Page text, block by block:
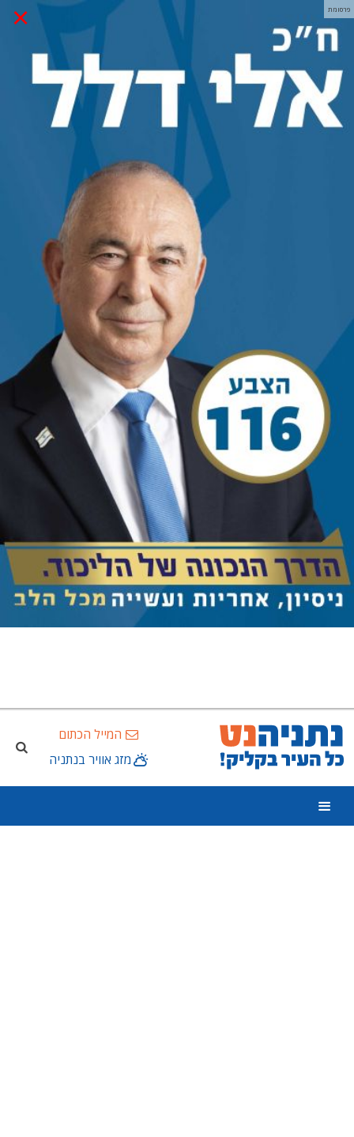
× פרסומת
המייל הכתום
מזג אוויר בנתניה